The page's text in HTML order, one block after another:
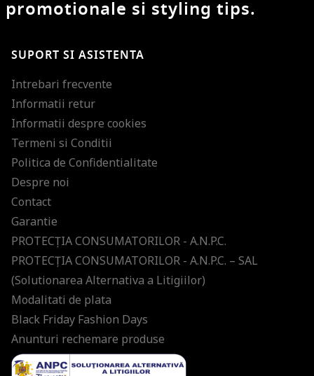
promotionale si styling tips.
SUPORT SI ASISTENTA
Intrebari frecvente
Informatii retur
Informatii despre cookies
Termeni si Conditii
Politica de Confidentialitate
Despre noi
Contact
Garantie
PROTECŢIA CONSUMATORILOR - A.N.P.C.
PROTECŢIA CONSUMATORILOR - A.N.P.C. – SAL
(Solutionarea Alternativa a Litigiilor)
Modalitati de plata
Black Friday Fashion Days
Anunturi rechemare produse